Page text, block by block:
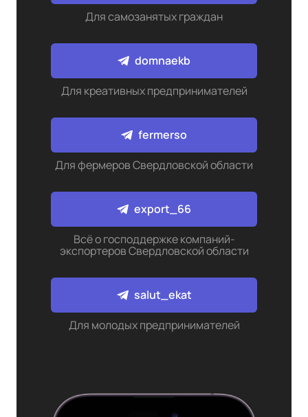
Для самозанятых граждан
domnaekb
Для креативных предпринимателей
fermerso
Для фермеров Свердловской области
export_66
Всё о господдержке компаний-
экспортеров Свердловской области
salut_ekat
Для молодых предпринимателей